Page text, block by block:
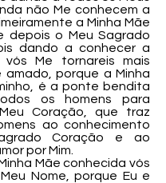
não Me conhecem a
a Minha Mãe
depois o Meu Sagrado
dando a conhecer a
vós Me tornareis mais
amado, porque a Minha
é a ponte bendita
os homens para
Coração, que traz
ao conhecimento
Coração e ao
por Mim.
Mãe conhecida vós
Nome, porque Eu e